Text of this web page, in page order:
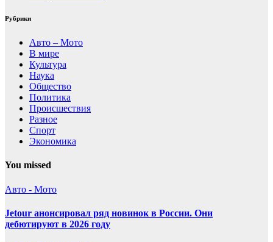
Рубрики
Авто – Мото
В мире
Культура
Наука
Общество
Политика
Происшествия
Разное
Спорт
Экономика
You missed
Авто - Мото
Jetour анонсировал ряд новинок в России. Они
дебютируют в 2026 году